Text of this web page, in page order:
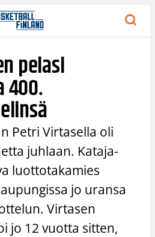
pelasi
400.
Petri Virtasella oli
juhlaan. Kataja-
luottotakamies
jo uransa
Virtasen
jo 12 vuotta sitten,